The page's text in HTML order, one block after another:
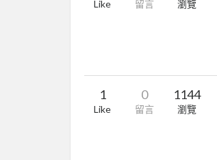
Like 留言 瀏覽
1
Like
0
留言
1144
瀏覽